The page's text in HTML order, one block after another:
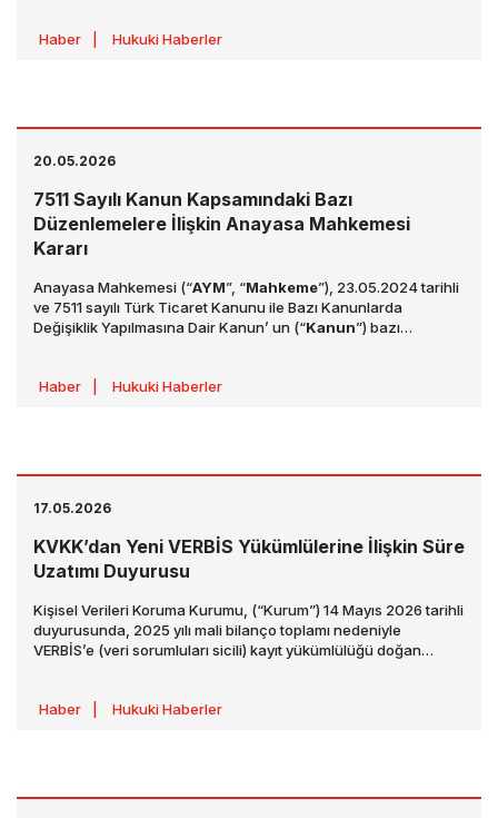
ve Kişisel Verileri Koruma Kurumu internet sitesinde
Haber Hukuki Haberler
20.05.2026
7511 Sayılı Kanun Kapsamındaki Bazı
Düzenlemelere İlişkin Anayasa Mahkemesi
Kararı
Anayasa Mahkemesi (“AYM”, “Mahkeme”), 23.05.2024 tarihli
ve 7511 sayılı Türk Ticaret Kanunu ile Bazı Kanunlarda
Değişiklik Yapılmasına Dair Kanun’ un (“Kanun”) bazı
değerlendirmelerde bulunmuştur. Karar, 14.05.2026 tarihli
Haber Hukuki Haberler
17.05.2026
KVKK’dan Yeni VERBİS Yükümlülerine İlişkin Süre
Uzatımı Duyurusu
Kişisel Verileri Koruma Kurumu, (“Kurum”) 14 Mayıs 2026 tarihli
duyurusunda, 2025 yılı mali bilanço toplamı nedeniyle
VERBİS’e (veri sorumluları sicili) kayıt yükümlülüğü doğan
Haber
Hukuki Haberler